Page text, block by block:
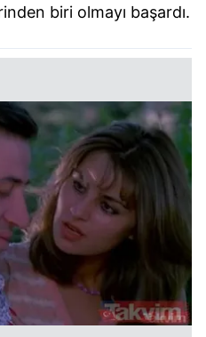
biri olmayı başardı.